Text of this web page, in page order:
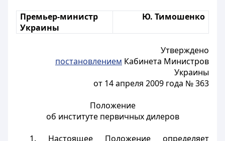
Премьер-министр
Украины
Ю. Тимошенко
Утверждено
постановлением Кабинета Министров
Украины
от 14 апреля 2009 года № 363
Положение
об институте первичных дилеров
1. Настоящее Положение определяет